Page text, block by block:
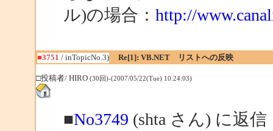
ル)の場合： http://
■3751 / inTopicNo.3) Re[1]: VB.NET リストへの反映
□投稿者/ HIRO (30回)-(2007/05/22(Tue) 10:24:03)
■No3749 (shta さん) に返信